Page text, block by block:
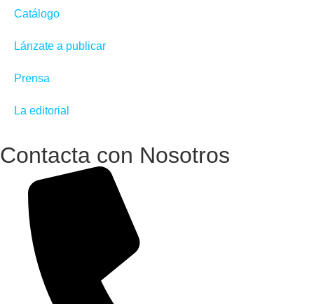
Catálogo
Lánzate a publicar
Prensa
La editorial
Contacta con Nosotros